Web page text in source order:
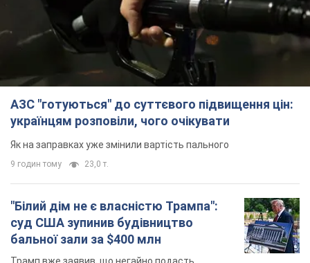
АЗС "готуються" до суттєвого підвищення цін:
українцям розповіли, чого очікувати
Як на заправках уже змінили вартість пального
9 годин тому 23,0 т.
"Білий дім не є власністю Трампа":
суд США зупинив будівництво
бальної зали за $400 млн
Трамп вже заявив, що негайно подасть